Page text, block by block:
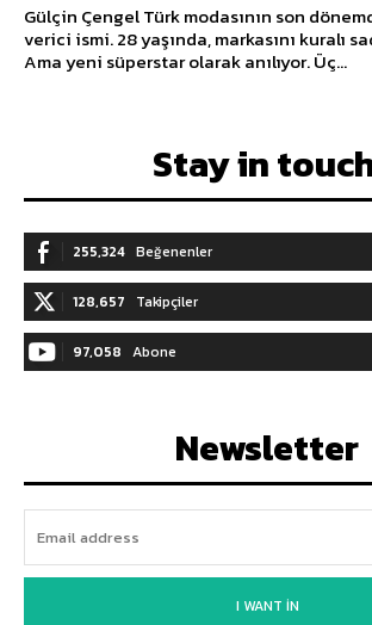
Gülçin Çengel Türk modasının son
verici ismi. 28 yaşında, markasını kuralı
Ama yeni süperstar olarak anılıyor. Üç...
Stay in
255,324 Beğenenler
128,657 Takipçiler
97,058 Abone
Newsletter
I WANT IN